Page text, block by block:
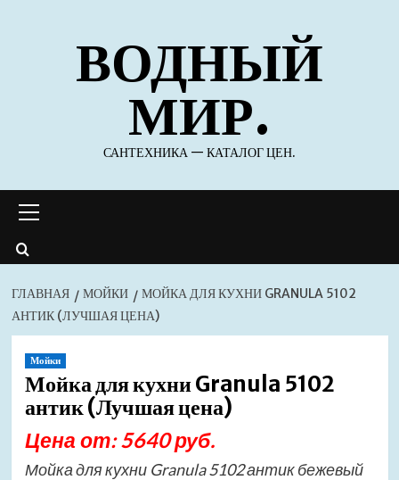
содержимомуВОДНЫЙ
МИР.
САНТЕХНИКА — КАТАЛОГ ЦЕН.
меню
ГЛАВНАЯ МОЙКИ
МОЙКА ДЛЯ КУХНИ GRANULA 5102
АНТИК (ЛУЧШАЯ ЦЕНА)
Мойки
Мойка для кухни Granula 5102
антик (Лучшая цена)
Цена от: 5640 руб.
Мойка для кухни Granula 5102 антик бежевый